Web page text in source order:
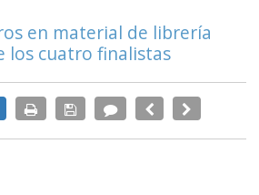
en material de librería
los cuatro finalistas